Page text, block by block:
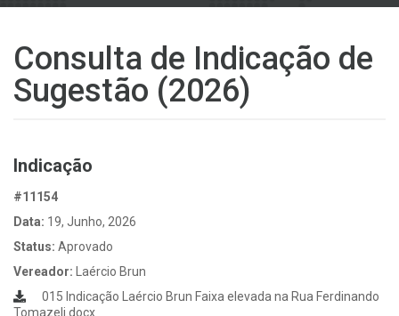
Consulta de Indicação de
Sugestão (2026)
Indicação
#11154
Data: 19, Junho, 2026
Status: Aprovado
Vereador:
Laércio Brun
015 Indicação Laércio Brun Faixa elevada na Rua Ferdinando
Tomazeli.docx